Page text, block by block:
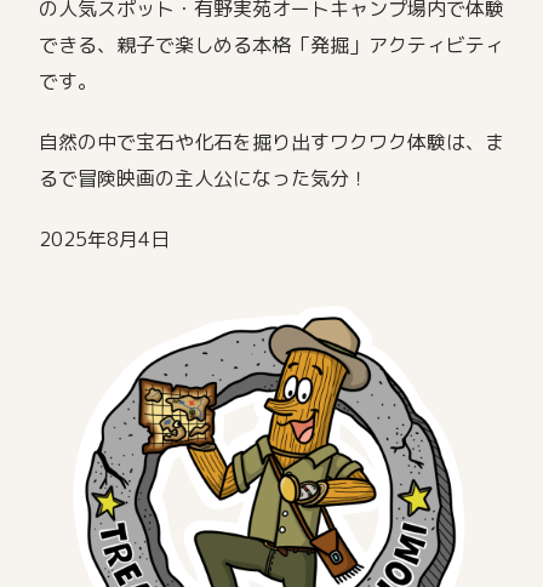
の人気スポット・有野実苑オートキャンプ場内で体験
できる、親子で楽しめる本格「発掘」アクティビティ
です。
自然の中で宝石や化石を掘り出すワクワク体験は、ま
るで冒険映画の主人公になった気分！
2025年8月4日